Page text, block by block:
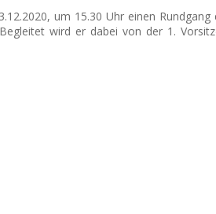
um 15.30 Uhr einen Rundgang
wird er dabei von der 1.